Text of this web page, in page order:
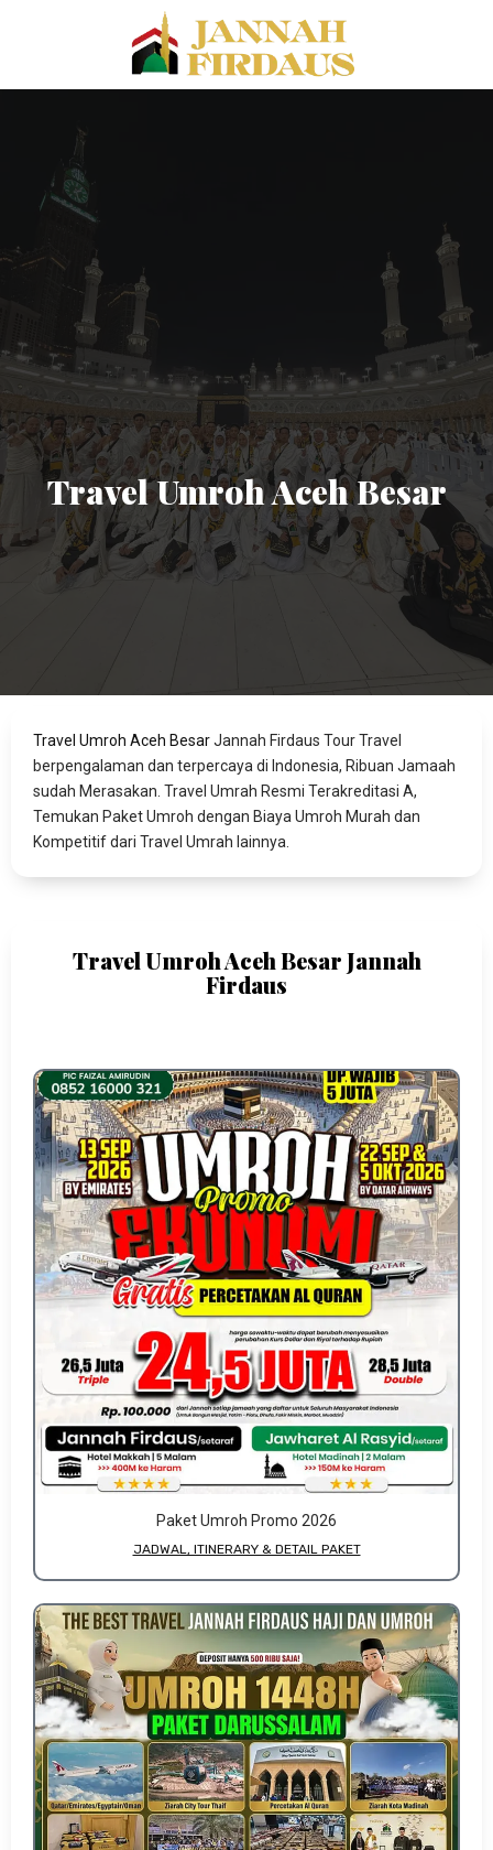
Travel Umroh Aceh Besar
Travel Umroh Aceh BesarJannah Firdaus Tour Travel
berpengalaman dan terpercaya di Indonesia, Ribuan Jamaah
sudah Merasakan. Travel Umrah Resmi Terakreditasi A,
Temukan Paket Umroh dengan Biaya Umroh Murah dan
Kompetitif dari Travel Umrah lainnya.
Travel Umroh Aceh Besar Jannah
Firdaus
Paket Umroh Promo 2026
JADWAL, ITINERARY & DETAIL PAKET